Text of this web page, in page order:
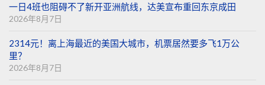
一日4班也阻碍不了新开亚洲航线，达美宣布重回东京成田
2026年8月7日
2314元！离上海最近的美国大城市，机票居然要多飞1万公
里？
2026年8月7日